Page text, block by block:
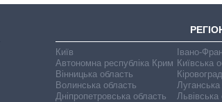
Київ
Автономна республіка Крим
Вінницька область
Волинська область
Дніпропетровська область
Івано-
Київська
Луганська
Львівська